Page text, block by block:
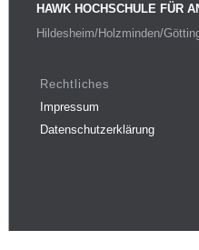
HAWK HOCHSCHULE FÜR
Hildesheim/Holzminden/
Rechtliches
Impressum
Datenschutzerklärung